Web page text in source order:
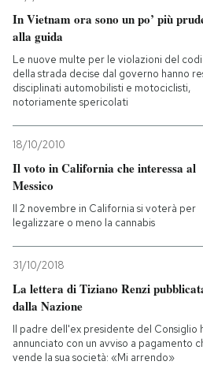
In Vietnam ora sono un po’ più
alla guida
Le nuove multe per le violazioni del
della strada decise dal governo hanno
disciplinati automobilisti e motociclisti,
notoriamente spericolati
18/10/2010
Il voto in California che interessa al
Messico
Il 2 novembre in California si voterà per
legalizzare o meno la cannabis
31/10/2018
La lettera di Tiziano Renzi
dalla Nazione
Il padre dell'ex presidente del Consiglio
annunciato con un avviso a pagamento
vende la sua società: «Mi arrendo»